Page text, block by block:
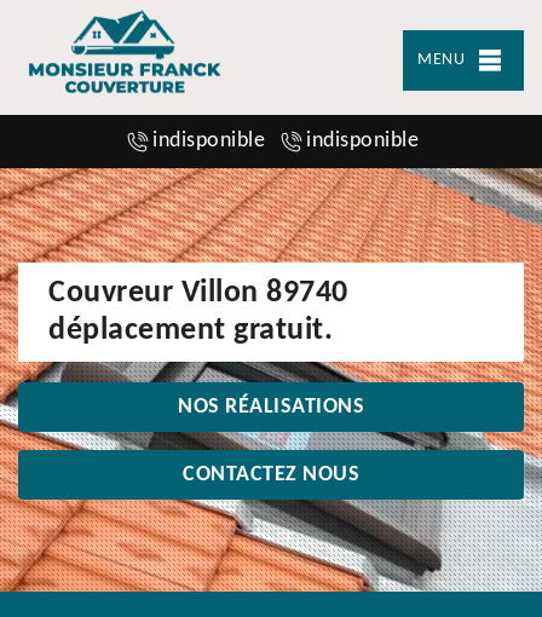
MENU
indisponible indisponible
Couvreur Villon 89740
déplacement gratuit.
NOS RÉALISATIONS
CONTACTEZ NOUS